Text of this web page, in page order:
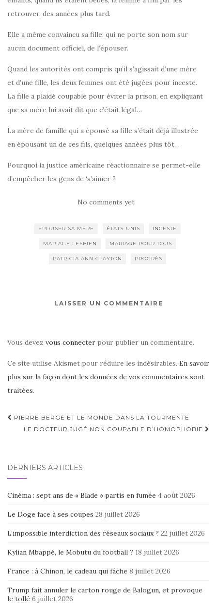
retrouver, des années plus tard.
Elle a même convaincu sa fille, qui ne porte son nom sur
aucun document officiel, de l’épouser.
Quand les autorités ont compris qu’il s’agissait d’une mère
et d’une fille, les deux femmes ont été jugées pour inceste.
La fille a plaidé coupable pour éviter la prison, en expliquant
que sa mère lui avait dit que c’était légal…
La mère de famille qui a épousé sa fille s’était déjà illustrée
en épousant un de ces fils, quelques années plus tôt…
Pourquoi la justice américaine réactionnaire se permet-elle
d’empêcher les gens de ‘s’aimer ?
No comments yet
EPOUSER SA MERE ÉTATS-UNIS INCESTE
MARIAGE LESBIEN MARIAGE POUR TOUS
PATRICIA ANN CLAYTON PROGRÈS
LAISSER UN COMMENTAIRE
Vous devez vous connecter pour publier un commentaire.
Ce site utilise Akismet pour réduire les indésirables. En savoir
plus sur la façon dont les données de vos commentaires sont
traitées.
Navigation
d'article
PIERRE BERGÉ ET LE MONDE DANS LA TOURMENTE
LE DOCTEUR JUGÉ NON COUPABLE D’HOMOPHOBIE
DERNIERS ARTICLES
Cinéma : sept ans de « Blade » partis en fumée 4 août 2026
Le Doge face à ses coupes 28 juillet 2026
L’impossible interdiction des réseaux sociaux ? 22 juillet 2026
Kylian Mbappé, le Mobutu du football ? 18 juillet 2026
France : à Chinon, le cadeau qui fâche 8 juillet 2026
Trump fait annuler le carton rouge de Balogun, et provoque
le tollé 6 juillet 2026